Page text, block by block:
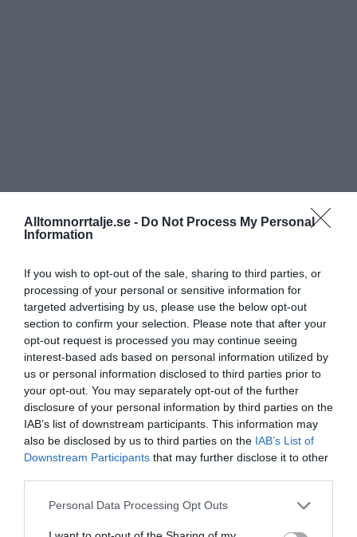
Alltomnorrtalje.se - Do Not Process My Personal
Information
If you wish to opt-out of the sale, sharing to third parties, or
processing of your personal or sensitive information for
targeted advertising by us, please use the below opt-out
section to confirm your selection. Please note that after your
opt-out request is processed you may continue seeing
interest-based ads based on personal information utilized by
us or personal information disclosed to third parties prior to
your opt-out. You may separately opt-out of the further
disclosure of your personal information by third parties on the
IAB’s list of downstream participants. This information may
also be disclosed by us to third parties on the IAB’s List of
Downstream Participants that may further disclose it to other
Personal Data Processing Opt Outs